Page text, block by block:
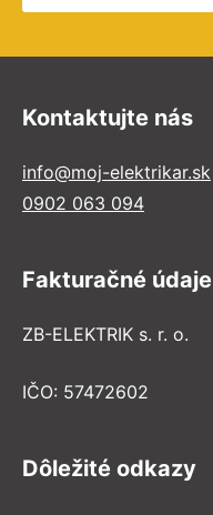
Kontaktujte nás
info@moj-elektrikar.sk
0902 063 094
Fakturačné údaje
ZB-ELEKTRIK s. r. o.
IČO: 57472602
Dôležité odkazy